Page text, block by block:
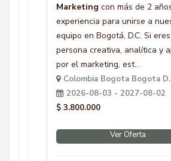
Marketing con más de 2
experiencia para unirse a
equipo en Bogotá, D.C. Si
persona creativa, analítica y
por el marketing, est...
Colombia Bogota Bogota
2026-08-03 - 2027-08-02
$ 3.800.000
Ver Oferta